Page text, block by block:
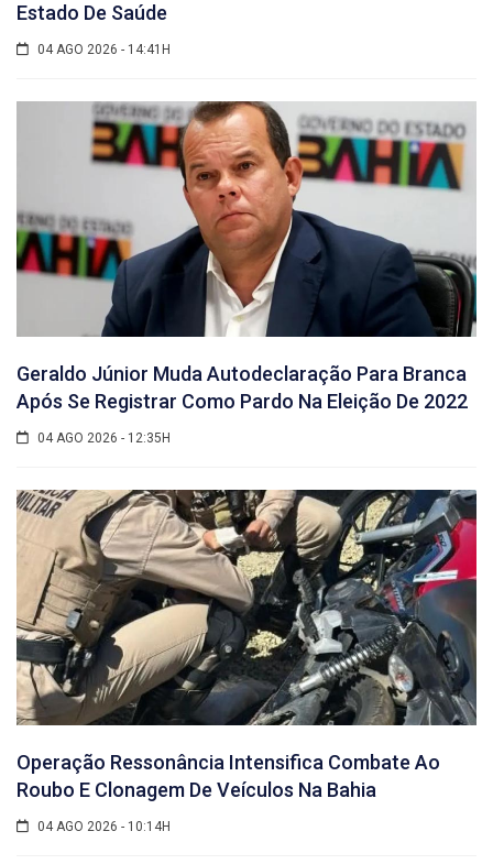
Estado De Saúde
04 AGO 2026 - 14:41H
Geraldo Júnior Muda Autodeclaração Para Branca
Após Se Registrar Como Pardo Na Eleição De 2022
04 AGO 2026 - 12:35H
Operação Ressonância Intensifica Combate Ao
Roubo E Clonagem De Veículos Na Bahia
04 AGO 2026 - 10:14H